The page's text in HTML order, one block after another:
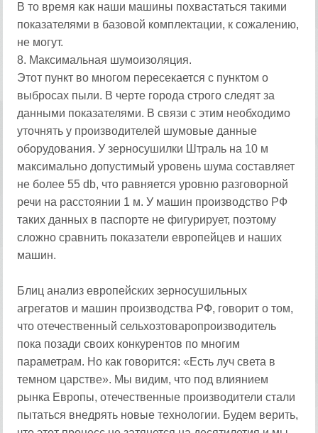
В то время как наши машины похвастаться такими
показателями в базовой комплектации, к сожалению,
не могут.
8. Максимальная шумоизоляция.
Этот пункт во многом пересекается с пунктом о
выбросах пыли. В черте города строго следят за
данными показателями. В связи с этим необходимо
уточнять у производителей шумовые данные
оборудования. У зерносушилки Штраль на 10 м
максимально допустимый уровень шума составляет
не более 55 db, что равняется уровню разговорной
речи на расстоянии 1 м. У машин производство РФ
таких данных в паспорте не фигурирует, поэтому
сложно сравнить показатели европейцев и наших
машин.
Блиц анализ европейских зерносушильных
агрегатов и машин производства РФ, говорит о том,
что отечественный сельхозтоваропроизводитель
пока позади своих конкурентов по многим
параметрам. Но как говорится: «Есть луч света в
темном царстве». Мы видим, что под влиянием
рынка Европы, отечественные производители стали
пытаться внедрять новые технологии. Будем верить,